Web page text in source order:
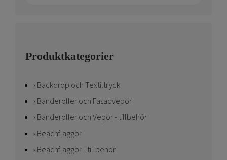
Produktkategorier
Backdrop och Textiltryck
Banderoller och Fasadvepor
Banderoller och Vepor - tillbehör
Beachflaggor
Beachflaggor - tillbehör